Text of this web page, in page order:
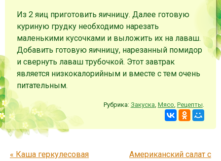
Из 2 яиц приготовить яичницу. Далее готовую
куриную грудку необходимо нарезать
маленькими кусочками и выложить их на лаваш.
Добавить готовую яичницу, нарезанный помидор
и свернуть лаваш трубочкой. Этот завтрак
является низкокалорийным и вместе с тем очень
питательным.
Рубрика: Закуска Мясо Рецепты
Запись навигация
« Каша геркулесовая
Американский салат с